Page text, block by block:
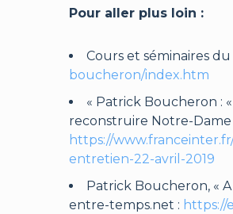
Pour aller plus loin :
Cours et séminaires
boucheron/index.htm
« Patrick Boucheron :
reconstruire Notre-Dame
https://
entretien-22-avril-2019
Patrick Boucheron, «
entre-temps.net : https://